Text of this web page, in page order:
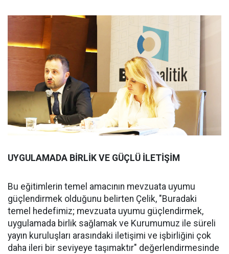
UYGULAMADA BİRLİK VE GÜÇLÜ İLETİŞİM
Bu eğitimlerin temel amacının mevzuata uyumu
güçlendirmek olduğunu belirten Çelik, "Buradaki
temel hedefimiz; mevzuata uyumu güçlendirmek,
uygulamada birlik sağlamak ve Kurumumuz ile süreli
yayın kuruluşları arasındaki iletişimi ve işbirliğini çok
daha ileri bir seviyeye taşımaktır" değerlendirmesinde